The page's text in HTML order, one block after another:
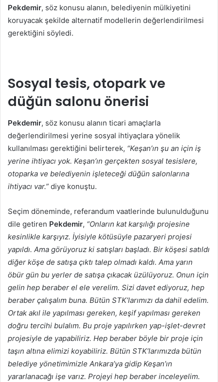
Pekdemir, söz konusu alanın, belediyenin mülkiyetini
koruyacak şekilde alternatif modellerin değerlendirilmesi
gerektiğini söyledi.
Sosyal tesis, otopark ve
düğün salonu önerisi
Pekdemir, söz konusu alanın ticari amaçlarla
değerlendirilmesi yerine sosyal ihtiyaçlara yönelik
kullanılması gerektiğini belirterek, “Keşan’ın şu an için iş
yerine ihtiyacı yok. Keşan’ın gerçekten sosyal tesislere,
otoparka ve belediyenin işleteceği düğün salonlarına
ihtiyacı var.” diye konuştu.
Seçim döneminde, referandum vaatlerinde bulunulduğunu
dile getiren Pekdemir, “Onların kat karşılığı projesine
kesinlikle karşıyız. İyisiyle kötüsüyle pazaryeri projesi
yapıldı. Ama görüyoruz ki satışları başladı. Bir köşesi satıldı
diğer köşe de satışa çıktı talep olmadı kaldı. Ama yarın
öbür gün bu yerler de satışa çıkacak üzülüyoruz. Onun için
gelin hep beraber el ele verelim. Sizi davet ediyoruz, hep
beraber çalışalım buna. Bütün STK’larımızı da dahil edelim.
Ortak akıl ile yapılması gereken, keşif yapılması gereken
doğru tercihi bulalım. Bu proje yapılırken yap-işlet-devret
projesiyle de yapabiliriz. Hep beraber böyle bir proje için
taşın altına elimizi koyabiliriz. Bütün STK’larımızda bütün
belediye yönetimimizle Ankara’ya gidip Keşan’ın
yararlanacağı işe varız. Projeyi hep beraber inceleyelim.